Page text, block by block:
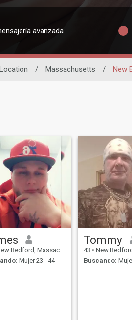
avanzada
Location / Massachusetts / New
Bedford, Massachusetts, Estados Unidos
Mujer 23 - 44
Tommy
43 • New Bedford,
Buscando: